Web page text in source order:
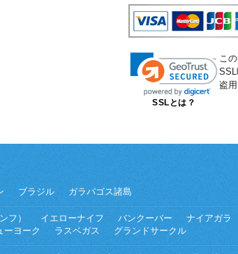
SSLとは？
こ
盗
ブラジル ガラパゴス諸島
フ） イエローナイフ バンクーバー ナイアガラ
ーヨーク ラスベガス グランドサークル